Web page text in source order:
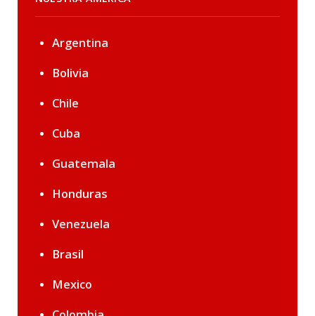
Argentina
Bolivia
Chile
Cuba
Guatemala
Honduras
Venezuela
Brasil
Mexico